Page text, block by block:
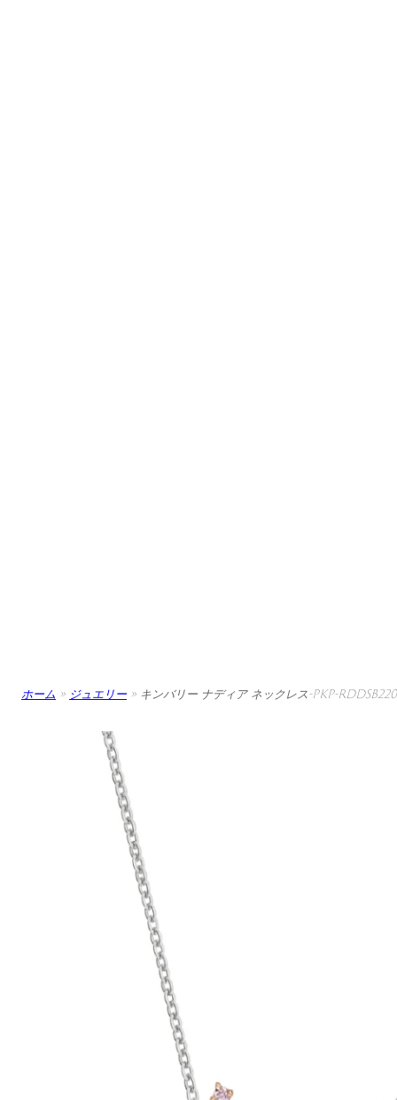
ホーム » ジュエリー » キンバリー ナディア ネックレス-PKP-